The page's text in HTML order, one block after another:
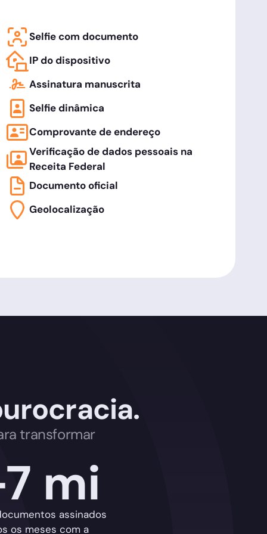
Selfie com documento
IP do dispositivo
Assinatura manuscrita
Selfie dinâmica
Comprovante de endereço
Verificação de dados pessoais na
Receita Federal
Documento oficial
Geolocalização
transformar
mi
assinados
os meses com a